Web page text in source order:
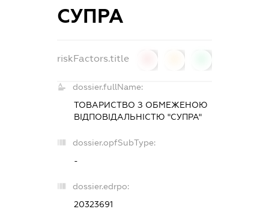
СУПРА
riskFactors.title
dossier.fullName:
ТОВАРИСТВО З ОБМЕЖЕНОЮ
ВІДПОВІДАЛЬНІСТЮ "СУПРА"
dossier.opfSubType:
-
dossier.edrpo:
20323691